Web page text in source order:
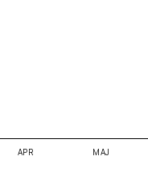
APR MAJ